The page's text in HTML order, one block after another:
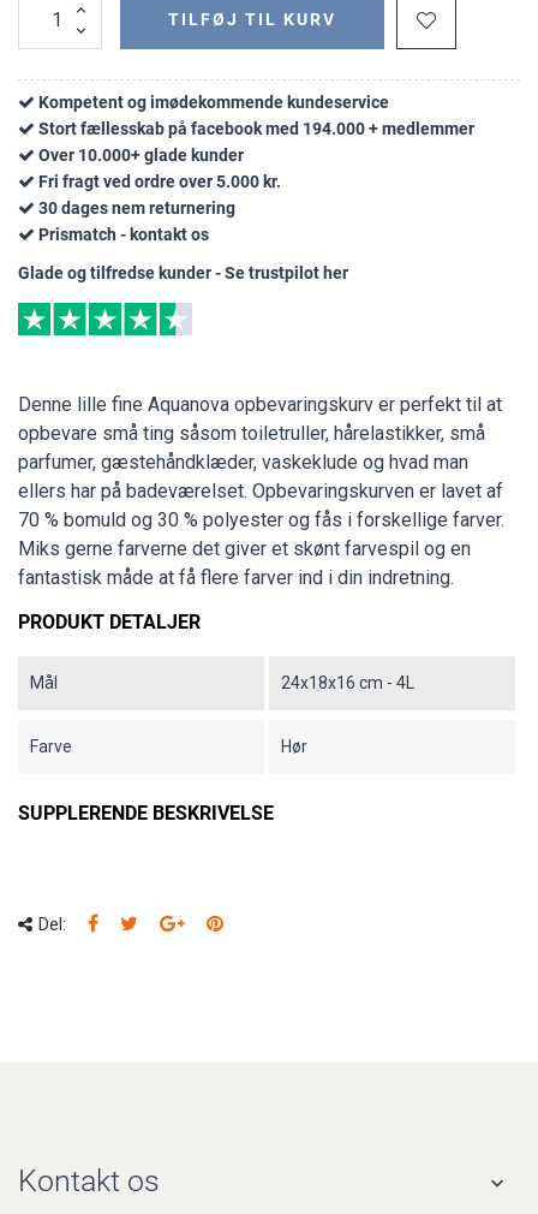
TILFØJ TIL KURV
Kompetent og imødekommende kundeservice
Stort fællesskab på facebook med 194.000 + medlemmer
Over 10.000+ glade kunder
Fri fragt ved ordre over 5.000 kr.
30 dages nem returnering
Prismatch - kontakt os
Glade og tilfredse kunder - Se trustpilot her
Denne lille fine Aquanova opbevaringskurv er perfekt til at
opbevare små ting såsom toiletruller, hårelastikker, små
parfumer, gæstehåndklæder, vaskeklude og hvad man
ellers har på badeværelset. Opbevaringskurven er lavet af
70 % bomuld og 30 % polyester og fås i forskellige farver.
Miks gerne farverne det giver et skønt farvespil og en
fantastisk måde at få flere farver ind i din indretning.
PRODUKT DETALJER
Mål 24x18x16 cm - 4L
Farve Hør
SUPPLERENDE BESKRIVELSE
Del:
Kontakt os 